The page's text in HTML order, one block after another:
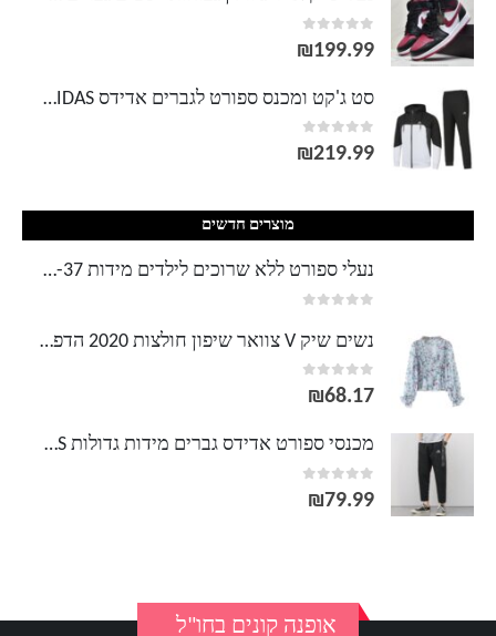
0
out of 5
₪199.99
סט ג'קט ומכנס ספורט לגברים אדידס ADIDAS
0
out of 5
₪219.99
מוצרים חדשים
נעלי ספורט ללא שרוכים לילדים מידות 26-37 נייק NIKE
נשים שיק V צוואר שיפון חולצות 2020 הדפס פרחוני ראפלס חולצה חולצה נקבה שרוול ארוך טוניקה מקרית חולצות Blusas
0
out of 5
₪68.17
מכנסי ספורט אדידס גברים מידות גדולות ADIDAS
0
out of 5
₪79.99
אופנה קונים בחו"ל